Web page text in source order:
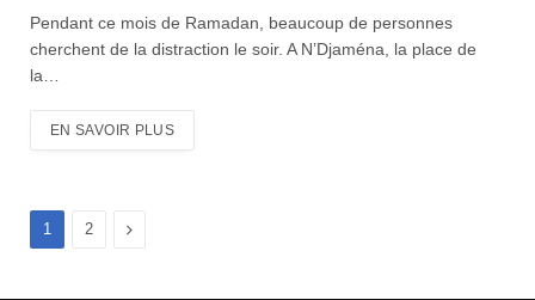
Pendant ce mois de Ramadan, beaucoup de personnes
cherchent de la distraction le soir. A N’Djaména, la place de
la…
EN SAVOIR PLUS
1 2 Suivant